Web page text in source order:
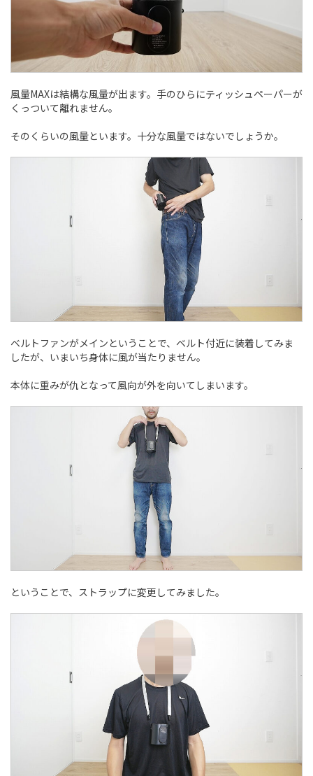
風量MAXは結構な風量が出ます。手のひらにティッシュペーパーが
くっついて離れません。
そのくらいの風量といます。十分な風量ではないでしょうか。
ベルトファンがメインということで、ベルト付近に装着してみま
したが、いまいち身体に風が当たりません。
本体に重みが仇となって風向が外を向いてしまいます。
ということで、ストラップに変更してみました。